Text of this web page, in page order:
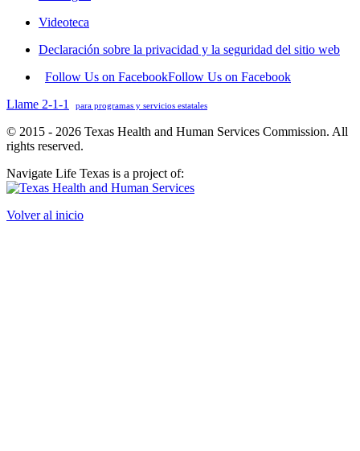
Videoteca
Declaración sobre la privacidad y la seguridad del sitio web
Follow Us on FacebookFollow Us on Facebook
Llame 2-1-1
para programas y servicios estatales
© 2015 - 2026 Texas Health and Human Services Commission. All
rights reserved.
Navigate Life Texas is a project of:
Volver al inicio